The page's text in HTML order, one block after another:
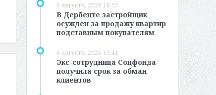
6 августа, 2026 16:57
В Дербенте застройщик
осужден за продажу квартир
подставным покупателям
6 августа, 2026 15:41
Экс-сотрудница Соцфонда
получила срок за обман
клиентов